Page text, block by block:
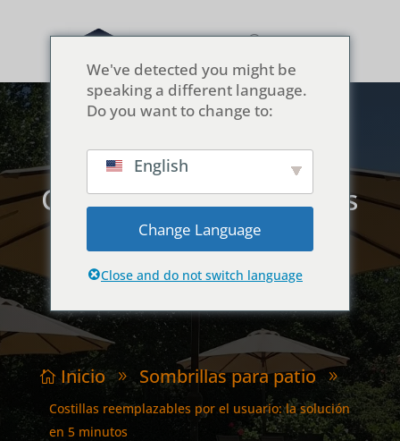
Costillas reemplazables
por el usuario: la
solución en 5 minutos
 Inicio 9 Sombrillas para patio 9
Costillas reemplazables por el usuario: la solución
en 5 minutos
We've detected you might be
speaking a different language.
Do you want to change to:
English
Change Language
Close and do not switch language